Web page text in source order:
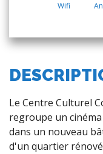
Wifi
Le Centre Culturel
regroupe un
dans un nouveau
d'un quartier